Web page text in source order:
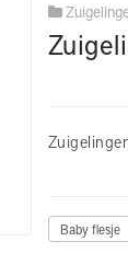
Baby flesje